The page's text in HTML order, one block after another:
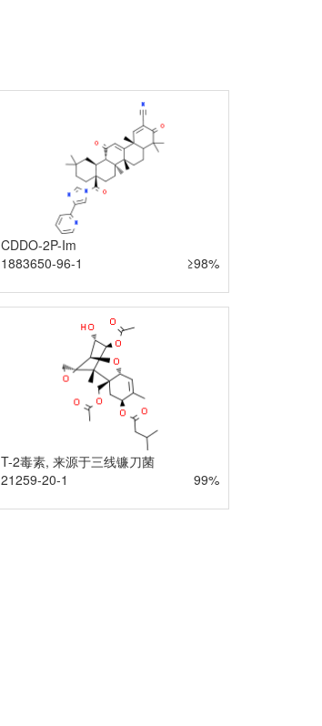
CDDO-2P-Im
≥98%
1883650-96-1
T-2毒素, 来源于三线镰刀菌
99%
21259-20-1